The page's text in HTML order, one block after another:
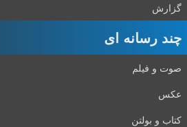
گزارش
چند رسانه ای
صوت و فیلم
عکس
کتاب و بولتن